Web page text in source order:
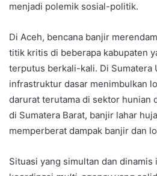
menjadi polemik sosial-politik.
Di Aceh, bencana banjir
titik kritis di beberapa kabupaten
terputus berkali-kali. Di Sumatera
infrastruktur dasar menimbulkan
darurat terutama di sektor hunian
di Sumatera Barat, banjir lahar
memperberat dampak banjir dan
Situasi yang simultan dan dinamis